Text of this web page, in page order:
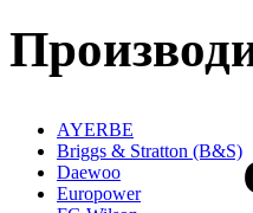
AYERBE
Briggs & Stratton (B&S)
Daewoo
Europower